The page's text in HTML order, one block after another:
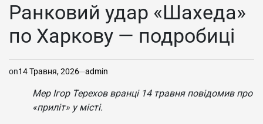
Ранковий удар «Шахеда»
по Харкову — подробиці
on14 Травня, 2026 admin
Мер Ігор Терехов вранці 14 травня повідомив про
«приліт» у місті.